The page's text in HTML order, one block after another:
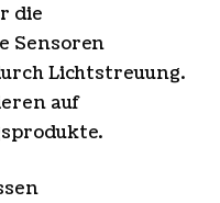
die
Sensoren
Lichtstreuung.
auf